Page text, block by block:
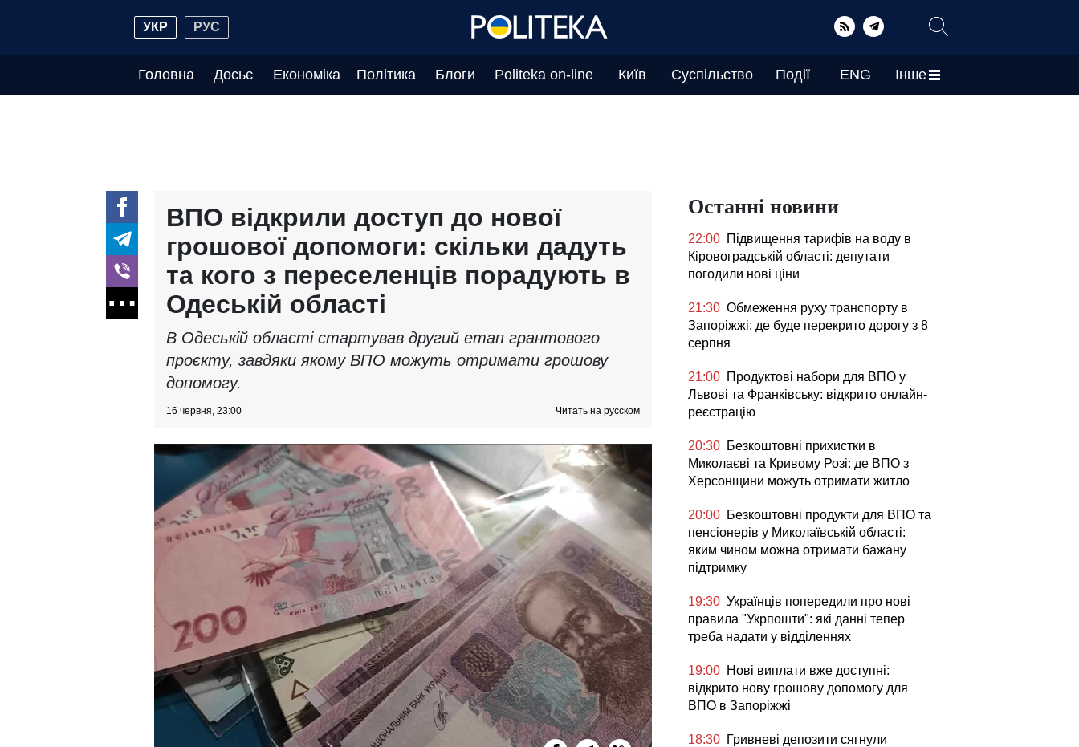
УКР РУС
Головна Досьє Економіка Політика Блоги Politeka on-line Київ Суспільство Події ENG Інше
ВПО відкрили доступ до нової
грошової допомоги: скільки дадуть
та кого з переселенців порадують в
Одеській області
В Одеській області стартував другий етап грантового
проєкту, завдяки якому ВПО можуть отримати грошову
допомогу.
16 червня, 23:00 Читать на русском
Останні новини
22:00 Підвищення тарифів на воду в
Кіровоградській області: депутати
погодили нові ціни
21:30 Обмеження руху транспорту в
Запоріжжі: де буде перекрито дорогу з 8
серпня
21:00 Продуктові набори для ВПО у
Львові та Франківську: відкрито онлайн-
реєстрацію
20:30 Безкоштовні прихистки в
Миколаєві та Кривому Розі: де ВПО з
Херсонщини можуть отримати житло
20:00 Безкоштовні продукти для ВПО та
пенсіонерів у Миколаївській області:
яким чином можна отримати бажану
підтримку
19:30 Українців попередили про нові
правила "Укрпошти": які данні тепер
треба надати у відділеннях
19:00 Нові виплати вже доступні:
відкрито нову грошову допомогу для
ВПО в Запоріжжі
18:30 Гривневі депозити сягнули